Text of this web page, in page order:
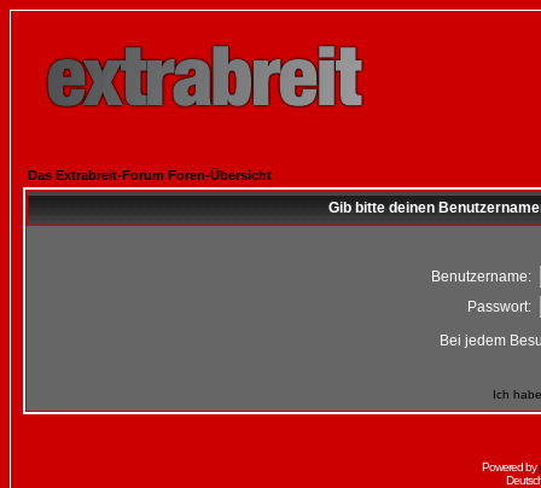
Das Extrabreit-Forum Foren-Übersicht
Gib bitte deinen
Benutzername:
Passwort:
Bei jedem
Ich
Powered by